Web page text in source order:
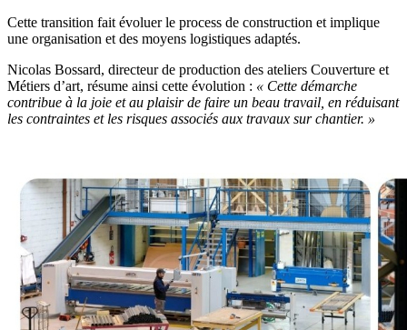
Cette transition fait évoluer le process de construction et implique
une organisation et des moyens logistiques adaptés.
Nicolas Bossard, directeur de production des ateliers Couverture et
Métiers d’art, résume ainsi cette évolution : « Cette démarche
contribue à la joie et au plaisir de faire un beau travail, en réduisant
les contraintes et les risques associés aux travaux sur chantier. »